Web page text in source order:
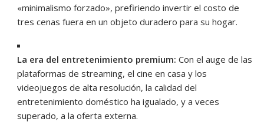
«minimalismo forzado», prefiriendo invertir el costo de
tres cenas fuera en un objeto duradero para su hogar.
La era del entretenimiento premium: Con el auge de las
plataformas de streaming, el cine en casa y los
videojuegos de alta resolución, la calidad del
entretenimiento doméstico ha igualado, y a veces
superado, a la oferta externa.